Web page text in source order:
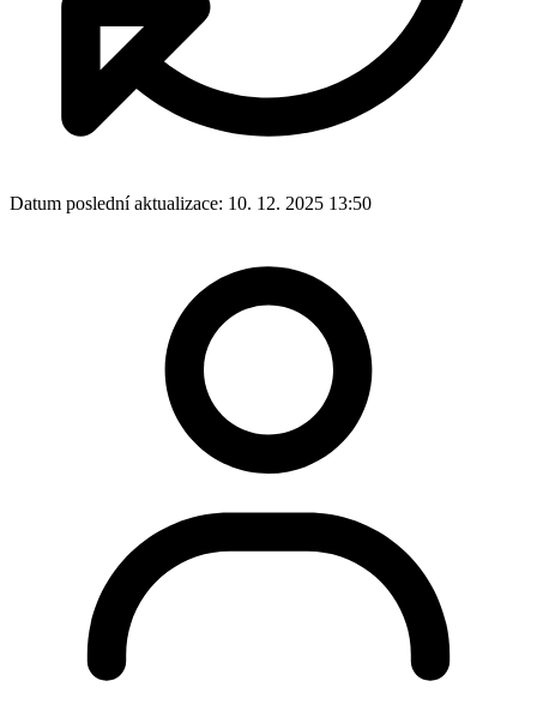
Datum poslední aktualizace: 10. 12. 2025 13:50